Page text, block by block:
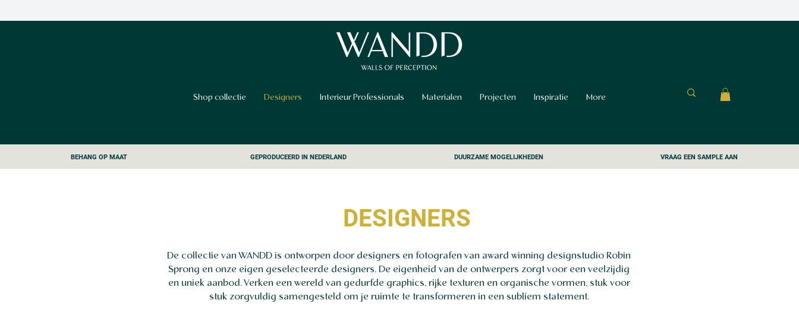
Shop collectie Designers Interieur Professionals Materialen Projecten Inspiratie More
BEHANG OP MAAT GEPRODUCEERD IN NEDERLAND DUURZAME MOGELIJKHEDEN VRAAG EEN SAMPLE AAN
DESIGNERS
De collectie van WANDD is ontworpen door designers en fotografen van award winning designstudio Robin
Sprong en onze eigen geselecteerde designers. De eigenheid van de ontwerpers zorgt voor een veelzijdig
en uniek aanbod. Verken een wereld van gedurfde graphics, rijke texturen en organische vormen, stuk voor
stuk zorgvuldig samengesteld om je ruimte te transformeren in een subliem statement.